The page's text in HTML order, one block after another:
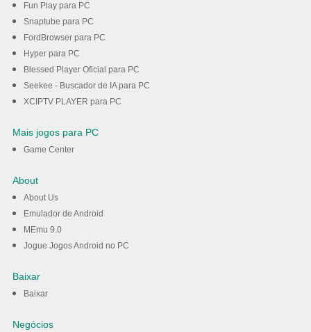
Fun Play para PC
Snaptube para PC
FordBrowser para PC
Hyper para PC
Blessed Player Oficial para PC
Seekee - Buscador de IA para PC
XCIPTV PLAYER para PC
Mais jogos para PC
Game Center
About
About Us
Emulador de Android
MEmu 9.0
Jogue Jogos Android no PC
Baixar
Baixar
Negócios